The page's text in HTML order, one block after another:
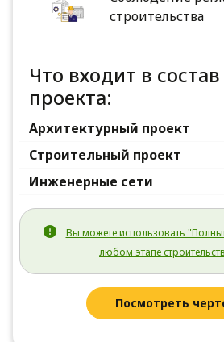
строительства
Что входит в
проекта:
Архитектурный проект
Строительный проект
Инженерные сети
Вы можете использовать
любом этапе
Посмотреть